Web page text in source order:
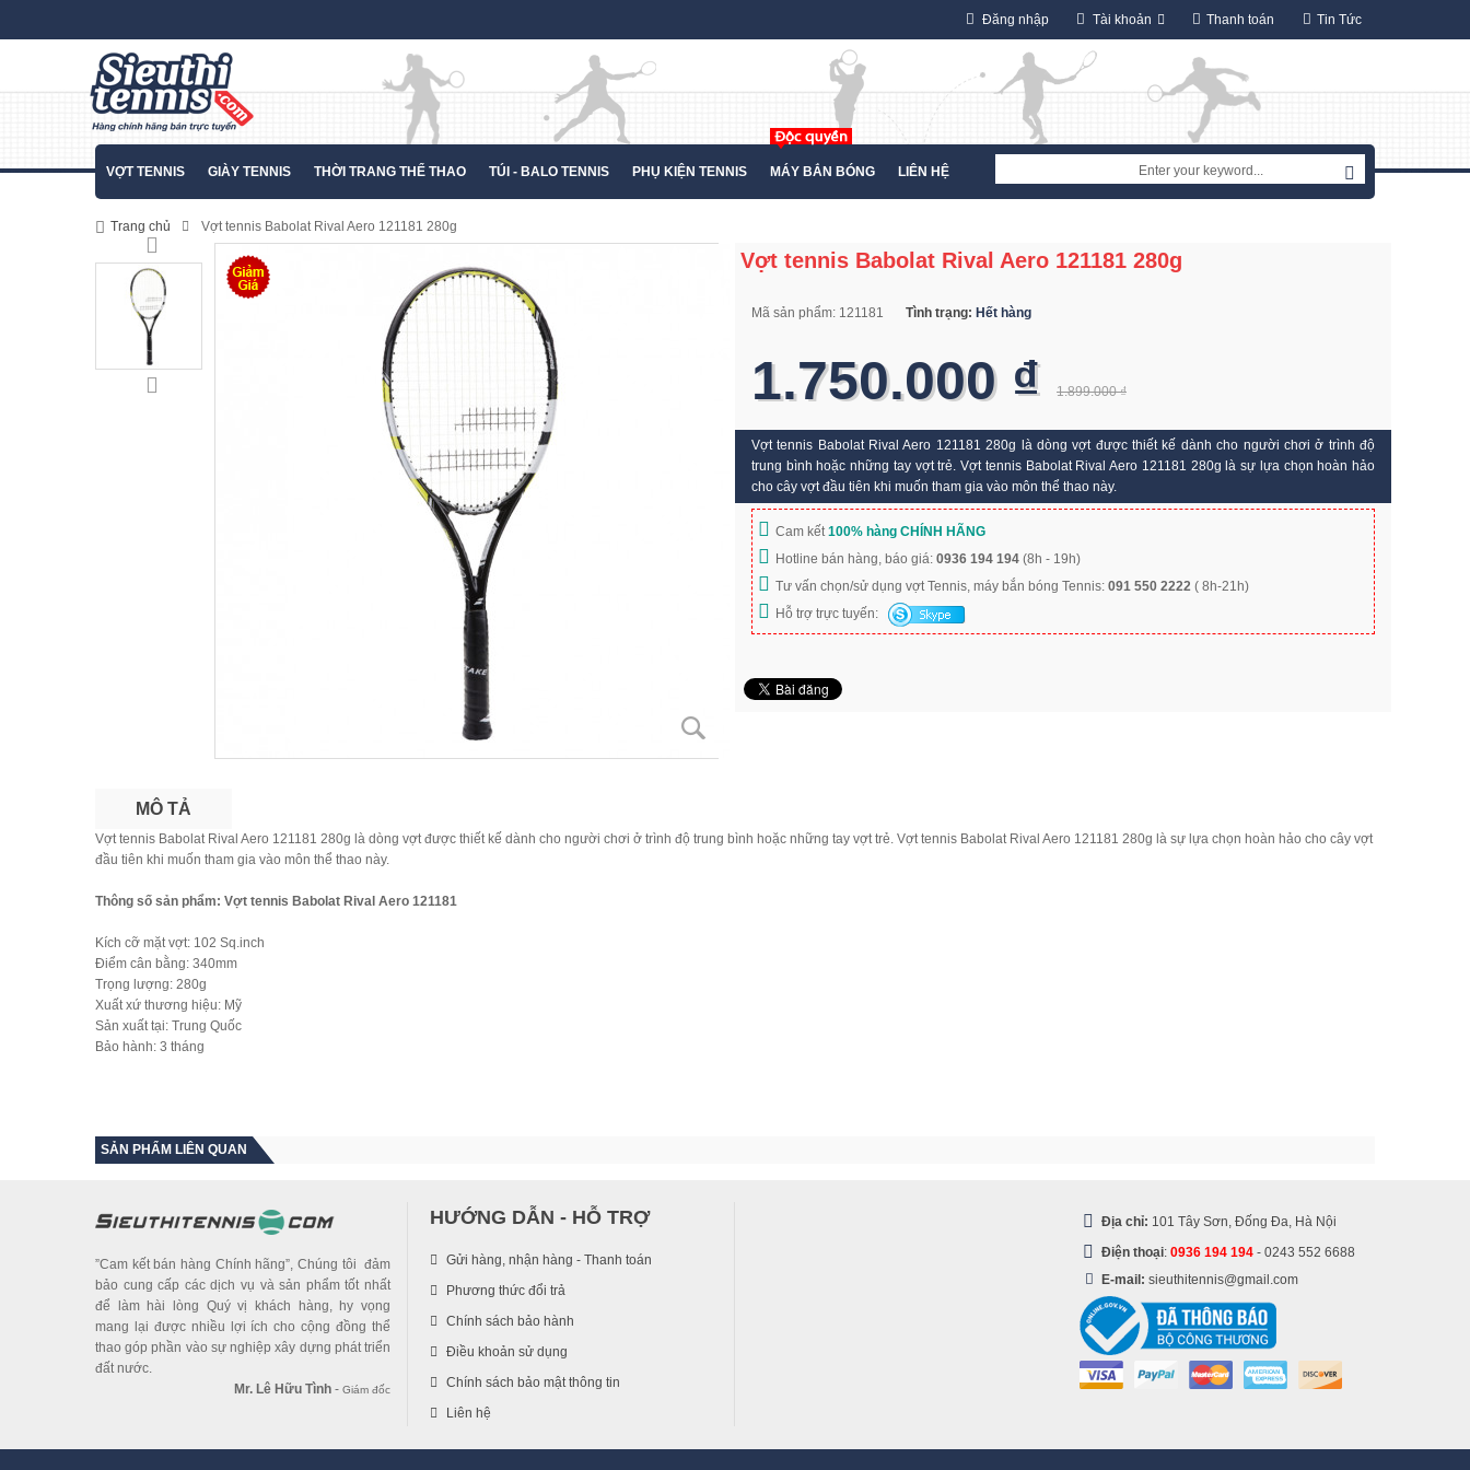
Thanh toán Tin Tức
Tài khoản
Đăng nhập
VỢT TENNIS GIÀY TENNIS THỜI TRANG THỂ THAO TÚI - BALO TENNIS PHỤ KIỆN TENNIS MÁY BẮN BÓNG LIÊN HỆ
Trang chủ Vợt tennis Babolat Rival Aero 121181 280g
Vợt tennis Babolat Rival Aero 121181 280g
Mã sản phẩm: 121181 Tình trạng: Hết hàng
1.899.000 ₫
1.750.000 ₫
Vợt tennis Babolat Rival Aero 121181 280g là dòng vợt được thiết kế dành cho người chơi ở trình độ
trung bình hoặc những tay vợt trẻ. Vợt tennis Babolat Rival Aero 121181 280g là sự lựa chọn hoàn hảo
cho cây vợt đầu tiên khi muốn tham gia vào môn thể thao này.
Cam kết100% hàng CHÍNH HÃNG
Hotline bán hàng, báo giá: 0936 194 194 (8h - 19h)
Tư vấn chọn/sử dụng vợt Tennis, máy bắn bóng Tennis: 091 550 2222 ( 8h-21h)
Hỗ trợ trực tuyến:
MÔ TẢ
Vợt tennis Babolat Rival Aero 121181 280g là dòng vợt được thiết kế dành cho người chơi ở trình độ trung bình hoặc những tay vợt trẻ. Vợt tennis Babolat Rival Aero 121181 280g là sự lựa chọn hoàn hảo cho cây vợt
đầu tiên khi muốn tham gia vào môn thể thao này.
Thông số sản phẩm: Vợt tennis Babolat Rival Aero 121181
Kích cỡ mặt vợt: 102 Sq.inch
Điểm cân bằng: 340mm
Trọng lượng: 280g
Xuất xứ thương hiệu: Mỹ
Sản xuất tại: Trung Quốc
Bảo hành: 3 tháng
SẢN PHẨM LIÊN QUAN
”Cam kết bán hàng Chính hãng”, Chúng tôi đảm
bảo cung cấp các dịch vụ và sản phẩm tốt nhất
để làm hài lòng Quý vị khách hàng, hy vọng
mang lại được nhiều lợi ích cho cộng đồng thể
thao góp phần vào sự nghiệp xây dựng phát triển
đất nước.
Mr. Lê Hữu Tình - Giám đốc
HƯỚNG DẪN - HỖ TRỢ
Gửi hàng, nhận hàng - Thanh toán
Phương thức đổi trả
Chính sách bảo hành
Điều khoản sử dụng
Chính sách bảo mật thông tin
Liên hệ
Địa chỉ: 101 Tây Sơn, Đống Đa, Hà Nội
Điện thoại: 0936 194 194 - 0243 552 6688
E-mail: sieuthitennis@gmail.com